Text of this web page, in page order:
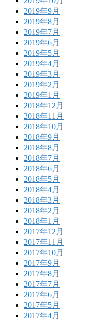
2019年9月
2019年8月
2019年7月
2019年6月
2019年5月
2019年4月
2019年3月
2019年2月
2019年1月
2018年12月
2018年11月
2018年10月
2018年9月
2018年8月
2018年7月
2018年6月
2018年5月
2018年4月
2018年3月
2018年2月
2018年1月
2017年12月
2017年11月
2017年10月
2017年9月
2017年8月
2017年7月
2017年6月
2017年5月
2017年4月